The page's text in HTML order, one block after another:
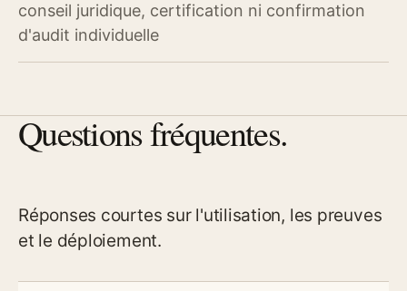
conseil juridique, certification ni confirmation
d'audit individuelle
Questions fréquentes.
Réponses courtes sur l'utilisation, les preuves
et le déploiement.